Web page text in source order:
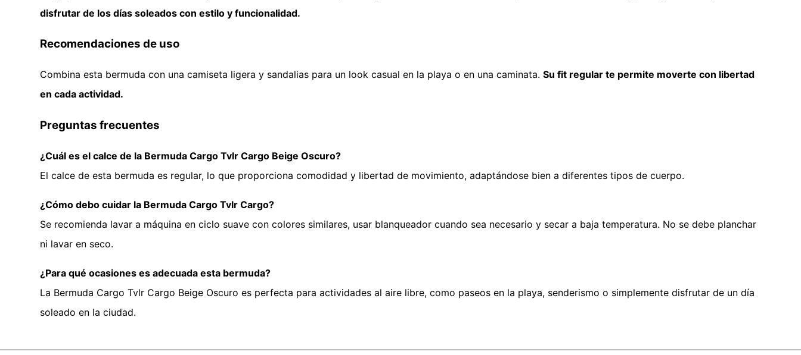
disfrutar de los días soleados con estilo y funcionalidad.
Recomendaciones de uso
Combina esta bermuda con una camiseta ligera y sandalias para un look casual en la playa o en una caminata.Su fit regular te permite moverte con libertad
en cada actividad.
Preguntas frecuentes
¿Cuál es el calce de la Bermuda Cargo Tvlr Cargo Beige Oscuro?
El calce de esta bermuda es regular, lo que proporciona comodidad y libertad de movimiento, adaptándose bien a diferentes tipos de cuerpo.
¿Cómo debo cuidar la Bermuda Cargo Tvlr Cargo?
Se recomienda lavar a máquina en ciclo suave con colores similares, usar blanqueador cuando sea necesario y secar a baja temperatura. No se debe planchar
ni lavar en seco.
¿Para qué ocasiones es adecuada esta bermuda?
La Bermuda Cargo Tvlr Cargo Beige Oscuro es perfecta para actividades al aire libre, como paseos en la playa, senderismo o simplemente disfrutar de un día
soleado en la ciudad.